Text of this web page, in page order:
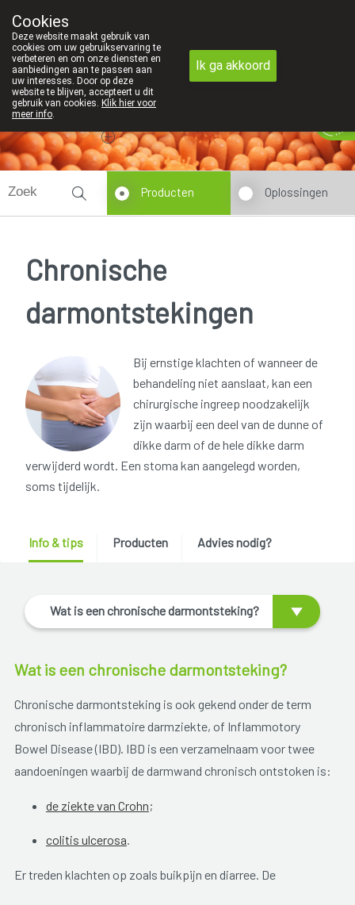
011/34 04 04
Vandaag
Producten Oplossingen
Chronische
darmontstekingen
Bij ernstige klachten of wanneer de
behandeling niet aanslaat, kan een
chirurgische ingreep noodzakelijk
zijn waarbij een deel van de dunne of
dikke darm of de hele dikke darm
verwijderd wordt. Een stoma kan aangelegd worden,
soms tijdelijk.
Info & tips Producten Advies nodig?
Wat is een chronische darmontsteking?
Wat is een chronische darmontsteking?
Chronische darmontsteking is ook gekend onder de term
chronisch inflammatoire darmziekte, of Inflammotory
Bowel Disease (IBD). IBD is een verzamelnaam voor twee
aandoeningen waarbij de darmwand chronisch ontstoken is:
de ziekte van Crohn;
colitis ulcerosa
Er treden klachten op zoals buikpijn en diarree. De
Cookies
Deze website maakt gebruik van
cookies om uw gebruikservaring te
verbeteren en om onze diensten en
aanbiedingen aan te passen aan
uw interesses. Door op deze
website te blijven, accepteert u dit
gebruik van cookies. Klik hier voor
meer info.
Ik ga akkoord